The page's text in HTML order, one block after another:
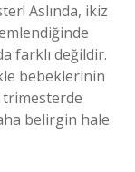
Aslında, ikiz
farklı değildir.
bebeklerinin
trimesterde
belirgin hale